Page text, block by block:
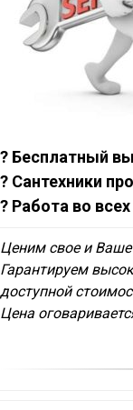
? Бесплатный
? Сантехники
? Работа во
Ценим свое и
Гарантируем
доступной
Цена